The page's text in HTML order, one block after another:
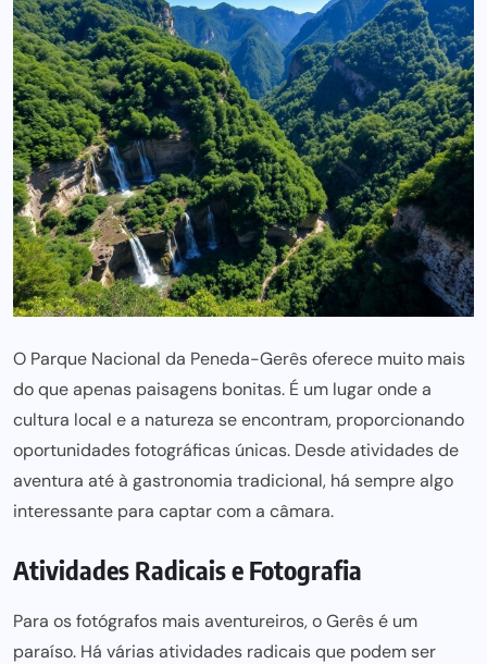
O Parque Nacional da Peneda-Gerês oferece muito mais
do que apenas paisagens bonitas. É um lugar onde a
cultura local e a natureza se encontram, proporcionando
oportunidades fotográficas únicas. Desde atividades de
aventura até à gastronomia tradicional, há sempre algo
interessante para captar com a câmara.
Atividades Radicais e Fotografia
Para os fotógrafos mais aventureiros, o Gerês é um
paraíso. Há várias atividades radicais que podem ser